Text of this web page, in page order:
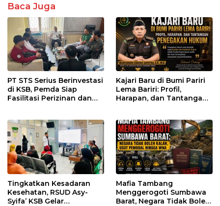
Baca Juga
PT STS Serius Berinvestasi
di KSB, Pemda Siap
Fasilitasi Perizinan dan
Kajari Baru di Bumi Pariri
Lema Bariri: Profil,
Harapan, dan Tantangan
Tingkatkan Kesadaran
Kesehatan, RSUD Asy-
Syifa’ KSB Gelar
Mafia Tambang
Menggerogoti Sumbawa
Barat, Negara Tidak Boleh